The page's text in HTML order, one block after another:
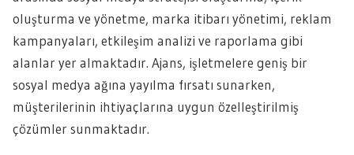
oluşturma ve yönetme, marka itibarı yönetimi, reklam
kampanyaları, etkileşim analizi ve raporlama gibi
alanlar yer almaktadır. Ajans, işletmelere geniş bir
sosyal medya ağına yayılma fırsatı sunarken,
müşterilerinin ihtiyaçlarına uygun özelleştirilmiş
çözümler sunmaktadır.